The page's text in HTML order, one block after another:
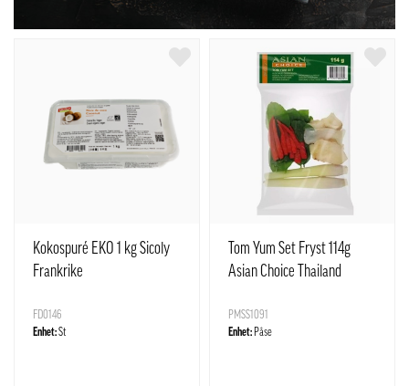
Kokospuré EKO 1 kg Sicoly
Frankrike
FD0146
Enhet:St
Tom Yum Set Fryst 114g
Asian Choice Thailand
PMSS1091
Enhet: Påse